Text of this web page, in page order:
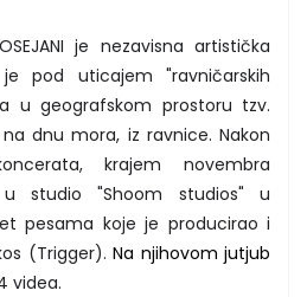
je nezavisna artistička
pod uticajem "ravničarskih
u geografskom prostoru tzv.
dnu mora, iz ravnice. Nakon
krajem novembra
studio "Shoom studios" u
pesama koje je producirao i
(Trigger). Na njihovom jutjub
videa.